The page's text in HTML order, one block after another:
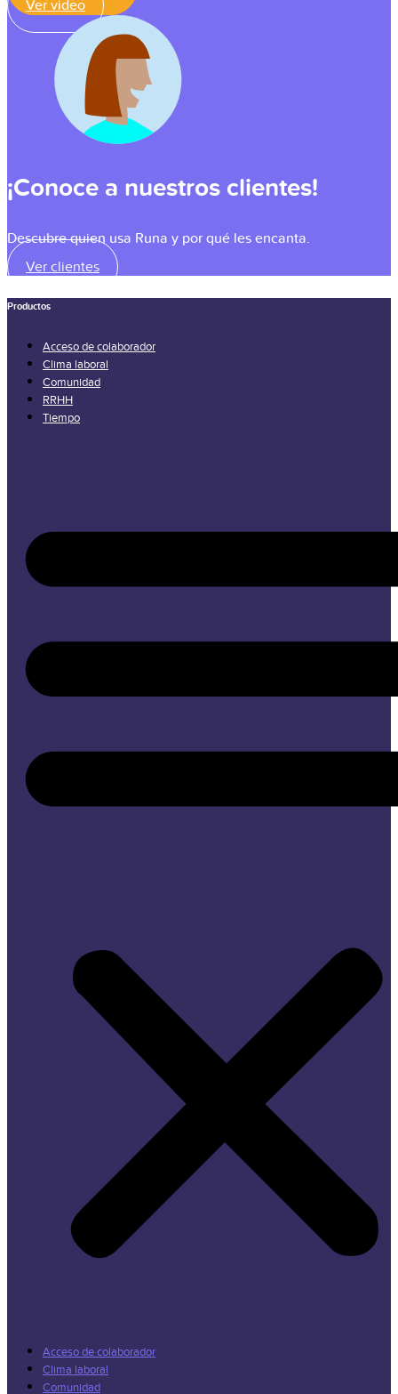
Ver video
¡Conoce a nuestros clientes!
Descubre quien usa Runa y por qué les encanta.
Ver clientes
Productos
Acceso de colaborador
Clima laboral
Comunidad
RRHH
Tiempo
Acceso de colaborador
Clima laboral
Comunidad